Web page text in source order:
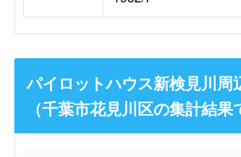
パイロットハウス新検見川周
（千葉市花見川区の集計結果